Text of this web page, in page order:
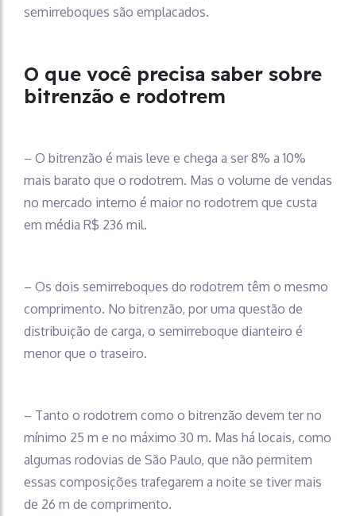
semirreboques são emplacados.
O que você precisa saber sobre
bitrenzão e rodotrem
– O bitrenzão é mais leve e chega a ser 8% a 10%
mais barato que o rodotrem. Mas o volume de vendas
no mercado interno é maior no rodotrem que custa
em média R$ 236 mil.
– Os dois semirreboques do rodotrem têm o mesmo
comprimento. No bitrenzão, por uma questão de
distribuição de carga, o semirreboque dianteiro é
menor que o traseiro.
– Tanto o rodotrem como o bitrenzão devem ter no
mínimo 25 m e no máximo 30 m. Mas há locais, como
algumas rodovias de São Paulo, que não permitem
essas composições trafegarem a noite se tiver mais
de 26 m de comprimento.